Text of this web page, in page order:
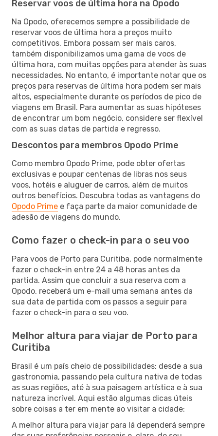
Reservar voos de última hora na Opodo
Na Opodo, oferecemos sempre a possibilidade de
reservar voos de última hora a preços muito
competitivos. Embora possam ser mais caros,
também disponibilizamos uma gama de voos de
última hora, com muitas opções para atender às suas
necessidades. No entanto, é importante notar que os
preços para reservas de última hora podem ser mais
altos, especialmente durante os períodos de pico de
viagens em Brasil. Para aumentar as suas hipóteses
de encontrar um bom negócio, considere ser flexível
com as suas datas de partida e regresso.
Descontos para membros Opodo Prime
Como membro Opodo Prime, pode obter ofertas
exclusivas e poupar centenas de libras nos seus
voos, hotéis e aluguer de carros, além de muitos
outros benefícios. Descubra todas as vantagens do
Opodo Prime e faça parte da maior comunidade de
adesão de viagens do mundo.
Como fazer o check-in para o seu voo
Para voos de Porto para Curitiba, pode normalmente
fazer o check-in entre 24 a 48 horas antes da
partida. Assim que concluir a sua reserva com a
Opodo, receberá um e-mail uma semana antes da
sua data de partida com os passos a seguir para
fazer o check-in para o seu voo.
Melhor altura para viajar de Porto para
Curitiba
Brasil é um país cheio de possibilidades: desde a sua
gastronomia, passando pela cultura nativa de todas
as suas regiões, até à sua paisagem artística e à sua
natureza incrível. Aqui estão algumas dicas úteis
sobre coisas a ter em mente ao visitar a cidade:
A melhor altura para viajar para lá dependerá sempre